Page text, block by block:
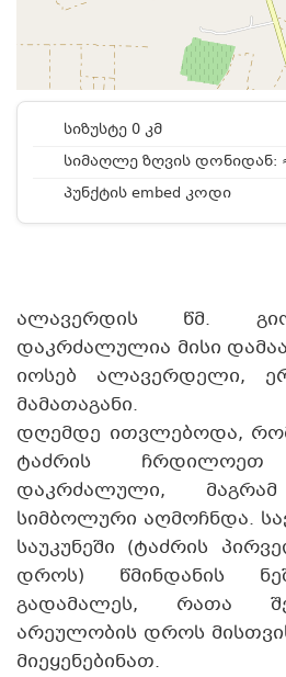
სიზუსტე 0 კმ
სიმაღლე ზღვის დონიდან:
პუნქტის embed კოდი
ალავერდის წმ.
დაკრძალულია მისი
იოსებ ალავერდელი,
მამათაგანი.
დღემდე ითვლებოდა, რომ
ტაძრის
დაკრძალული,
სიმბოლური აღმოჩნდა.
საუკუნეში (ტაძრის
დროს) წმინდანის
გადამალეს, რათა
არეულობის დროს
მიეყენებინათ.